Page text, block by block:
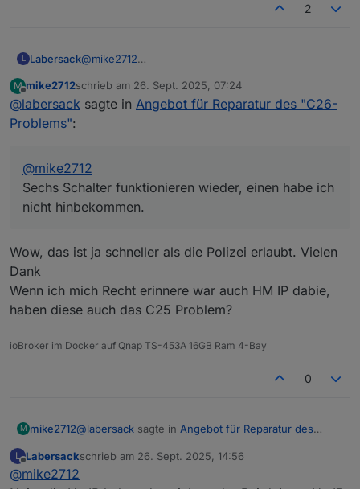
2
L Labersack@mike2712
nicht hinbekommen.
M
Offline
mike2712schrieb am 26. Sept. 2025, 07:24
zuletzt editiert von
@labersack sagte in Angebot für Reparatur des "C26-
Problems":
@mike2712
Sechs Schalter funktionieren wieder, einen habe ich
nicht hinbekommen.
Wow, das ist ja schneller als die Polizei erlaubt. Vielen
Dank
Wenn ich mich Recht erinnere war auch HM IP dabie,
haben diese auch das C25 Problem?
ioBroker im Docker auf Qnap TS-453A 16GB Ram 4-Bay
0
M mike2712@labersack sagte in Angebot für Reparatur des
L
Offline
Labersackschrieb am 26. Sept. 2025, 14:56
zuletzt editiert von
@mike2712